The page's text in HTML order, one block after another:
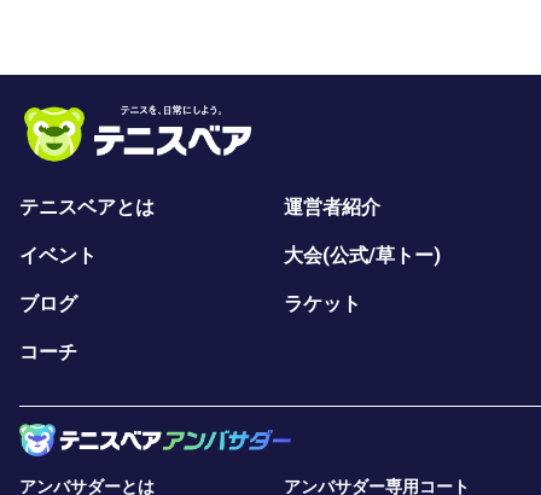
などをSNSに投稿しています。もしSNSへの掲載
練習会・試合時に主催メンバーへ直接その旨を必ず
【最後に】
十人十色いろいろな方がいますので練習会時の誹
（指導されて嫌な人もいます）、はお控えください
テニスベアとは 運営者紹介
イベント 大会(公式/草トー)
ブログ ラケット
コーチ
アンバサダーとは アンバサダー専用コート